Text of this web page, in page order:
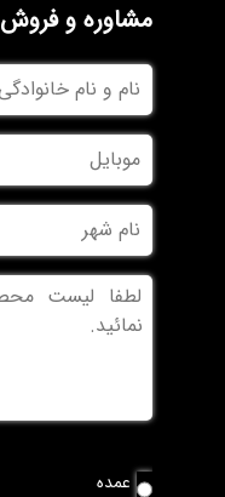
مشاوره و فروش
نام
و
نام
خانوادگی
موبایل
نام
شهر
بدون
عنوان
نوععمده